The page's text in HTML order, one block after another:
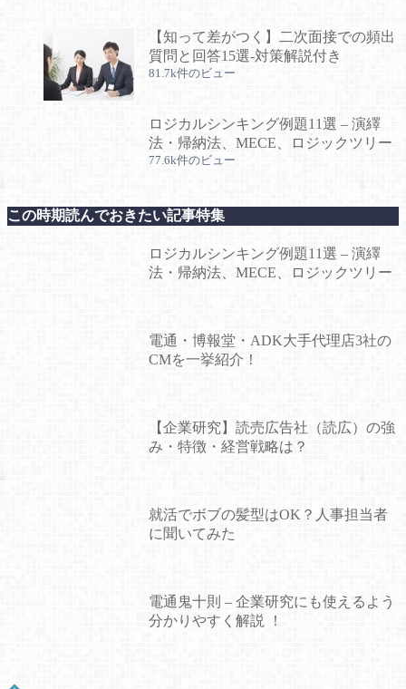
【知って差がつく】二次面接での頻出
質問と回答15選-対策解説付き
81.7k件のビュー
ロジカルシンキング例題11選 – 演繹
法・帰納法、MECE、ロジックツリー
77.6k件のビュー
この時期読んでおきたい記事特集
ロジカルシンキング例題11選 – 演繹
法・帰納法、MECE、ロジックツリー
電通・博報堂・ADK大手代理店3社の
CMを一挙紹介！
【企業研究】読売広告社（読広）の強
み・特徴・経営戦略は？
就活でボブの髪型はOK？人事担当者
に聞いてみた
電通鬼十則 – 企業研究にも使えるよう
分かりやすく解説 ！